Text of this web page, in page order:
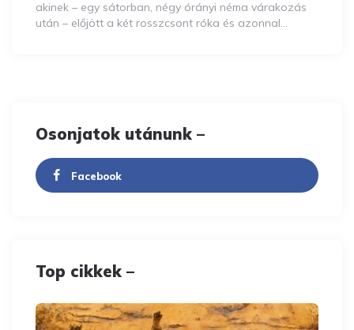
akinek – egy sátorban, négy órányi néma várakozás
után – előjött a két rosszcsont róka és azonnal…
Osonjatok utánunk –
Facebook
Top cikkek –